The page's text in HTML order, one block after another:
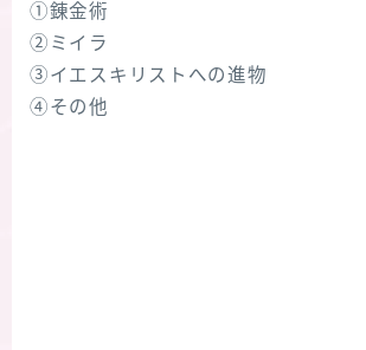
①錬金術
②ミイラ
③イエスキリストへの進物
④その他